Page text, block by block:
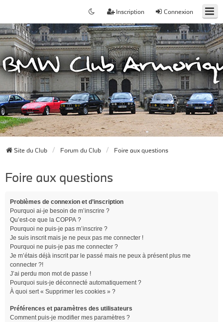
Connexion
Inscription
Site du Club Forum du Club Foire aux questions
Foire aux questions
Problèmes de connexion et d’inscription
Pourquoi ai-je besoin de m’inscrire ?
Qu’est-ce que la COPPA ?
Pourquoi ne puis-je pas m’inscrire ?
Je suis inscrit mais je ne peux pas me connecter !
Pourquoi ne puis-je pas me connecter ?
Je m’étais déjà inscrit par le passé mais ne peux à présent plus me
connecter ?!
J’ai perdu mon mot de passe !
Pourquoi suis-je déconnecté automatiquement ?
À quoi sert « Supprimer les cookies » ?
Préférences et paramètres des utilisateurs
Comment puis-je modifier mes paramètres ?